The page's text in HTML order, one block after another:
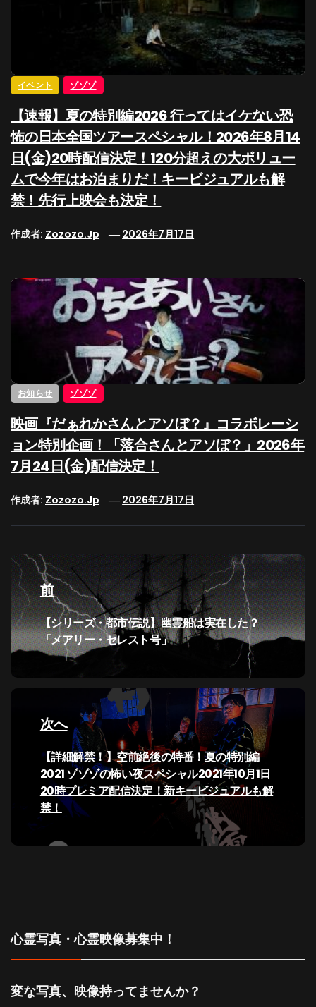
イベント ゾゾゾ
【速報】夏の特別編2026 行ってはイケない恐
怖の日本全国ツアースペシャル！2026年8月14
日(金)20時配信決定！120分超えの大ボリュー
ムで今年はお泊まりだ！キービジュアルも解
禁！先行上映会も決定！
作成者: Zozozo.jp 2026年7月17日
お知らせ ゾゾゾ
映画『だぁれかさんとアソぼ？』コラボレーシ
ョン特別企画！「落合さんとアソぼ？」2026年
7月24日(金)配信決定！
作成者: Zozozo.jp 2026年7月17日
投
稿
ナ
ビ
前
過
去
の
【シリーズ・都市伝説】幽霊船は実在した？
「メアリー・セレスト号」
次へ
次
の
投
稿:
【詳細解禁！】空前絶後の特番！夏の特別編
2021 ゾゾゾの怖い夜スペシャル2021年10月1日
20時プレミア配信決定！新キービジュアルも解
禁！
心霊写真・心霊映像募集中！
変な写真、映像持ってませんか？